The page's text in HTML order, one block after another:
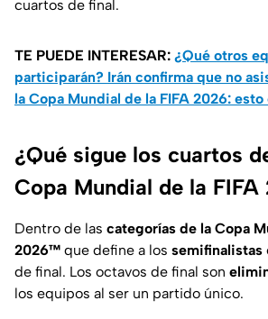
cuartos de final.
TE PUEDE INTERESAR: ¿Qué otros
participarán? Irán confirma que no
la Copa Mundial de la FIFA 2026:
¿Qué sigue los cuartos
Copa Mundial de la
Dentro de las categorías de la Copa
2026™ que define a los semifinalistas
de final. Los octavos de final son
los equipos al ser un partido único.